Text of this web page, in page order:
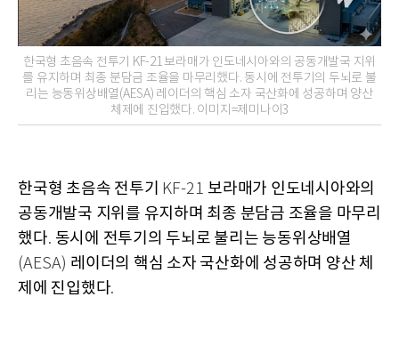
한국형 초음속 전투기 KF-21 보라매가 인도네시아와의 공동개발국 지위
를 유지하며 최종 분담금 조율을 마무리했다. 동시에 전투기의 두뇌로 불
리는 능동위상배열(AESA) 레이더의 핵심 소자 국산화에 성공하며 양산
체제에 진입했다. 이미지=제미나이3
한국형 초음속 전투기 KF-21 보라매가 인도네시아와의
공동개발국 지위를 유지하며 최종 분담금 조율을 마무리
했다. 동시에 전투기의 두뇌로 불리는 능동위상배열
(AESA) 레이더의 핵심 소자 국산화에 성공하며 양산 체
제에 진입했다.